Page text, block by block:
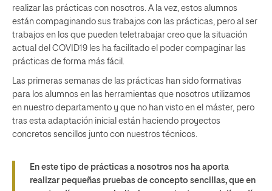
realizar las prácticas con nosotros. A la vez, estos alumnos
están compaginando sus trabajos con las prácticas, pero al ser
trabajos en los que pueden teletrabajar creo que la situación
actual del COVID19 les ha facilitado el poder compaginar las
prácticas de forma más fácil.
Las primeras semanas de las prácticas han sido formativas
para los alumnos en las herramientas que nosotros utilizamos
en nuestro departamento y que no han visto en el máster, pero
tras esta adaptación inicial están haciendo proyectos
concretos sencillos junto con nuestros técnicos.
En este tipo de prácticas a nosotros nos ha aporta
realizar pequeñas pruebas de concepto sencillas, que en